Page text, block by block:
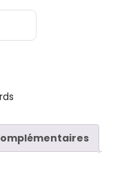
Standard - Jaune